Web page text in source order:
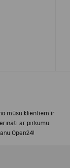
mūsu klientiem ir
ar pirkumu
Open24!